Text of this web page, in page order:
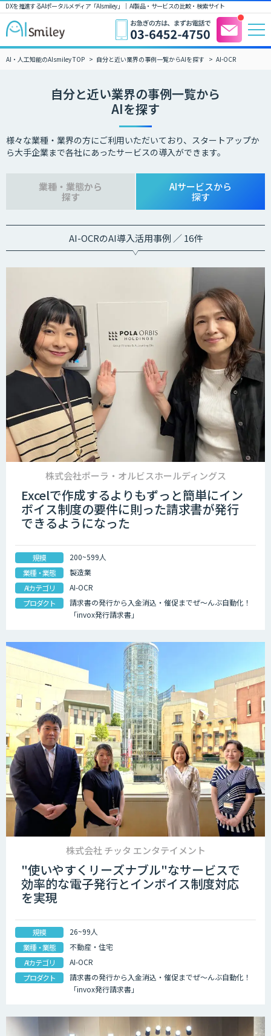
DXを推進するAIポータルメディア「AIsmiley」｜ AI製品・サービスの比較・検索サイト
AI・人工知能のAIsmiley TOP 自分と近い業界の事例一覧からAIを探す AI-OCR
自分と近い業界の事例一覧から
AIを探す
様々な業種・業界の方にご利用いただいており、スタートアップか
ら大手企業まで各社にあったサービスの導入ができます。
業種・業態から
探す
AIサービスから
探す
AI-OCRのAI導入活用事例 ／ 16件
株式会社ポーラ・オルビスホールディングス
Excelで作成するよりもずっと簡単にイン
ボイス制度の要件に則った請求書が発行
できるようになった
規模
200~599人
業種・業態
製造業
AIカテゴリ
AI-OCR
プロダクト
請求書の発行から入金消込・催促までぜ～んぶ自動化！
「invox発行請求書」
株式会社 チッタ エンタテイメント
"使いやすくリーズナブル"なサービスで
効率的な電子発行とインボイス制度対応
を実現
規模
26~99人
業種・業態
不動産・住宅
AIカテゴリ
AI-OCR
プロダクト
請求書の発行から入金消込・催促までぜ～んぶ自動化！
「invox発行請求書」